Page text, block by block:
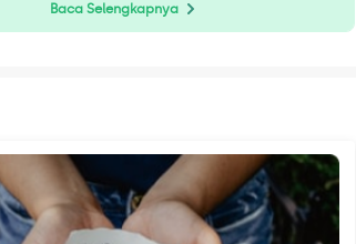
#TemanBaik,
Baca Selengkapnya